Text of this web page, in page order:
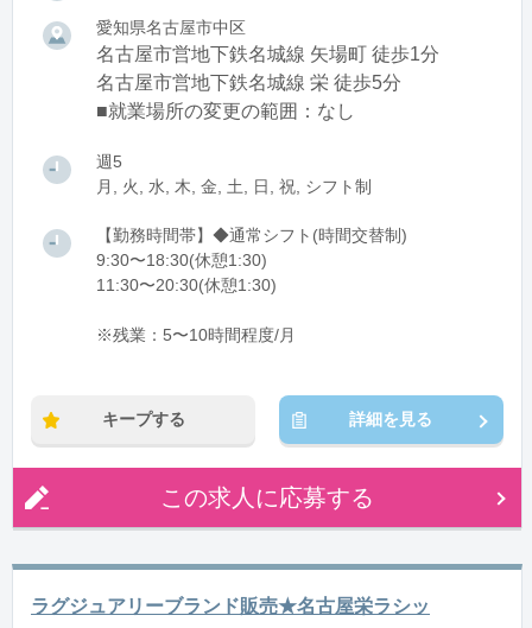
愛知県名古屋市中区
名古屋市営地下鉄名城線 矢場町 徒歩1分
名古屋市営地下鉄名城線 栄 徒歩5分
■就業場所の変更の範囲：なし
週5
月, 火, 水, 木, 金, 土, 日, 祝, シフト制
【勤務時間帯】◆通常シフト(時間交替制)
9:30〜18:30(休憩1:30)
11:30〜20:30(休憩1:30)
※残業：5〜10時間程度/月
キープする 詳細を見る
この求人に応募する
ラグジュアリーブランド販売★名古屋栄ラシッ